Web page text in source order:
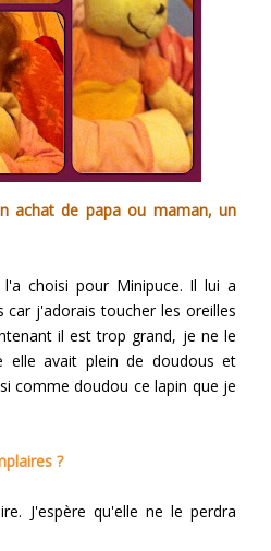
achat de papa ou maman, un
choisi pour Minipuce. Il lui a
car j'adorais toucher les oreilles
il est trop grand, je ne le
elle avait plein de doudous et
comme doudou ce lapin que je
?
J'espère qu'elle ne le perdra